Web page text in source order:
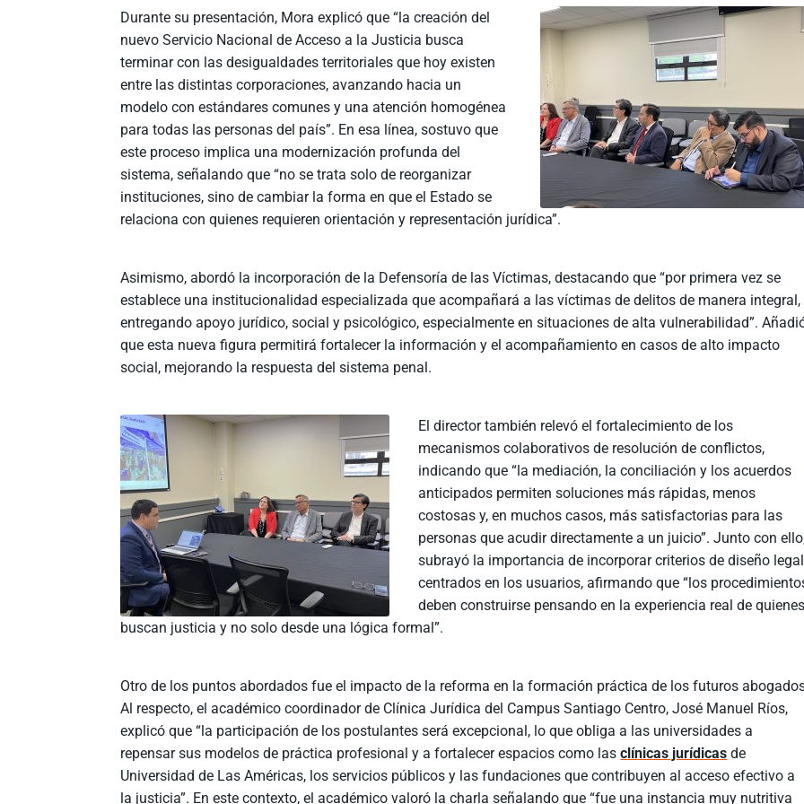
Durante su presentación, Mora explicó que “la creación del
nuevo Servicio Nacional de Acceso a la Justicia busca
terminar con las desigualdades territoriales que hoy existen
entre las distintas corporaciones, avanzando hacia un
modelo con estándares comunes y una atención homogénea
para todas las personas del país”. En esa línea, sostuvo que
este proceso implica una modernización profunda del
sistema, señalando que “no se trata solo de reorganizar
instituciones, sino de cambiar la forma en que el Estado se
relaciona con quienes requieren orientación y representación jurídica”.
Asimismo, abordó la incorporación de la Defensoría de las Víctimas, destacando que “por primera vez se
establece una institucionalidad especializada que acompañará a las víctimas de delitos de manera integral,
entregando apoyo jurídico, social y psicológico, especialmente en situaciones de alta vulnerabilidad”.
que esta nueva figura permitirá fortalecer la información y el acompañamiento en casos de alto impacto
social, mejorando la respuesta del sistema penal.
El director también relevó el fortalecimiento de los
mecanismos colaborativos de resolución de conflictos,
indicando que “la mediación, la conciliación y los acuerdos
anticipados permiten soluciones más rápidas, menos
costosas y, en muchos casos, más satisfactorias para las
personas que acudir directamente a un juicio”. Junto con
subrayó la importancia de incorporar criterios de diseño legal
centrados en los usuarios, afirmando que “los
deben construirse pensando en la experiencia real de quienes
buscan justicia y no solo desde una lógica formal”.
Otro de los puntos abordados fue el impacto de la reforma en la formación práctica de los futuros
Al respecto, el académico coordinador de Clínica Jurídica del Campus Santiago Centro, José Manuel Ríos,
explicó que “la participación de los postulantes será excepcional, lo que obliga a las universidades a
repensar sus modelos de práctica profesional y a fortalecer espacios como lasclínicas jurídicas de
Universidad de Las Américas, los servicios públicos y las fundaciones que contribuyen al acceso efectivo a
la justicia”. En este contexto, el académico valoró la charla señalando que “fue una instancia muy nutritiva